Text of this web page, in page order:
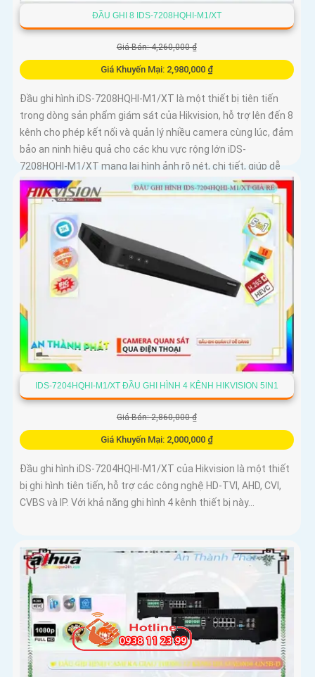
ĐẦU GHI 8 IDS-7208HQHI-M1/XT
Giá Bán: 4,260,000 ₫
Giá Khuyến Mại: 2,980,000 ₫
Đầu ghi hình iDS-7208HQHI-M1/XT là một thiết bị tiên tiến
trong dòng sản phẩm giám sát của Hikvision, hỗ trợ lên đến 8
kênh cho phép kết nối và quản lý nhiều camera cùng lúc, đảm
bảo an ninh hiệu quả cho các khu vực rộng lớn iDS-
7208HQHI-M1/XT mang lại hình ảnh rõ nét, chi tiết, giúp dễ
dàng nhận diện các đối tượngThiết bị thu hình HD iDS-
7208HQHI-M1/XT của iDS Technology thuộc dòng sản phẩm
DVR chất lượng cao, hỗ trợ đầu vào 8 camera HD, ghi hình 4K,
chất lượng hình ảnh sắc nét.
IDS-7204HQHI-M1/XT ĐẦU GHI HÌNH 4 KÊNH HIKVISION 5IN1
Giá Bán: 2,860,000 ₫
Giá Khuyến Mại: 2,000,000 ₫
Đầu ghi hình iDS-7204HQHI-M1/XT của Hikvision là một thiết
bị ghi hình tiên tiến, hỗ trợ các công nghệ HD-TVI, AHD, CVI,
CVBS và IP. Với khả năng ghi hình 4 kênh thiết bị này...